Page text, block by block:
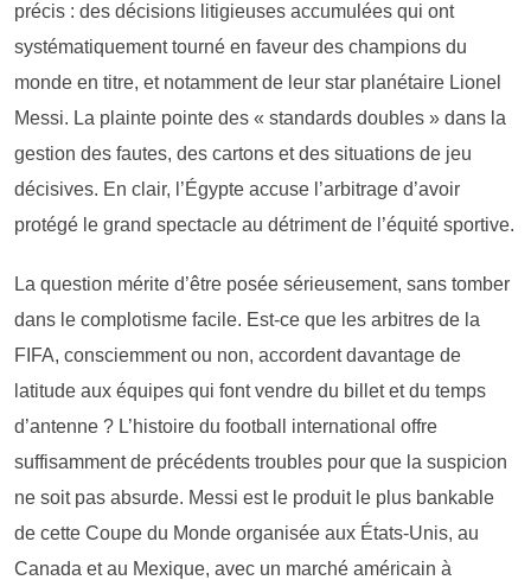
précis : des décisions litigieuses accumulées qui ont
systématiquement tourné en faveur des champions du
monde en titre, et notamment de leur star planétaire Lionel
Messi. La plainte pointe des « standards doubles » dans la
gestion des fautes, des cartons et des situations de jeu
décisives. En clair, l’Égypte accuse l’arbitrage d’avoir
protégé le grand spectacle au détriment de l’équité sportive.
La question mérite d’être posée sérieusement, sans tomber
dans le complotisme facile. Est-ce que les arbitres de la
FIFA, consciemment ou non, accordent davantage de
latitude aux équipes qui font vendre du billet et du temps
d’antenne ? L’histoire du football international offre
suffisamment de précédents troubles pour que la suspicion
ne soit pas absurde. Messi est le produit le plus bankable
de cette Coupe du Monde organisée aux États-Unis, au
Canada et au Mexique, avec un marché américain à